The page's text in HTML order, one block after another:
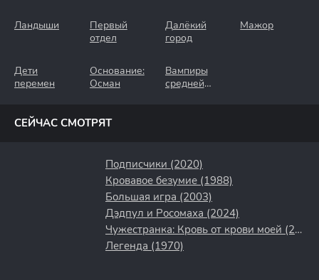
Ландыши
Первый
отдел
Далёкий
город
Мажор
Дети
перемен
Основание:
Осман
Вампиры
средней
СЕЙЧАС СМОТРЯТ
Подписчики (2020)
Кровавое безумие (1988)
Большая игра (2003)
Дэдпул и Росомаха (2024)
Чужестранка: Кровь от крови моей (2025)
Легенда (1970)